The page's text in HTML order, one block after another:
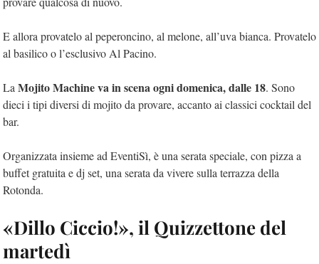
E allora provatelo al peperoncino, al melone, all’uva bianca. Provatelo
al basilico o l’esclusivo Al Pacino.
La Mojito Machine va in scena ogni domenica, dalle 18. Sono
dieci i tipi diversi di mojito da provare, accanto ai classici cocktail del
bar.
Organizzata insieme ad EventiSì, è una serata speciale, con pizza a
buffet gratuita e dj set, una serata da vivere sulla terrazza della
Rotonda.
«Dillo Ciccio!», il Quizzettone del
martedì